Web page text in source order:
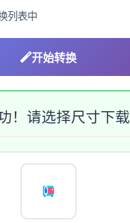
列表中
开始转换
！请选择尺寸下载